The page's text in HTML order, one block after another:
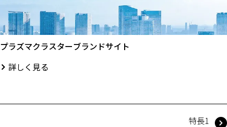
プラズマクラスターブランドサイト
詳しく見る
特長1